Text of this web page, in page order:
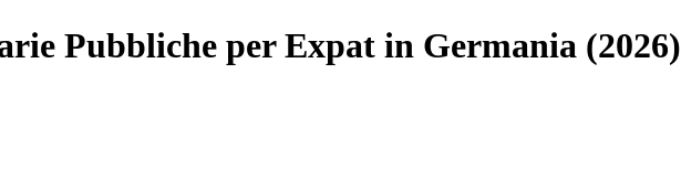
Pubbliche per Expat in Germania (2026)